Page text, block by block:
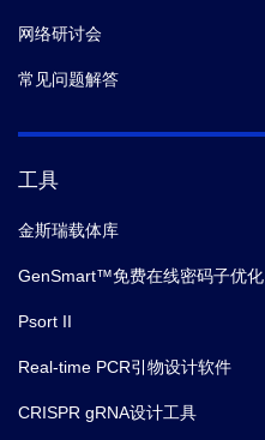
网络研讨会
常见问题解答
工具
金斯瑞载体库
GenSmart™免费在线密码子优化
Psort II
Real-time PCR引物设计软件
CRISPR gRNA设计工具